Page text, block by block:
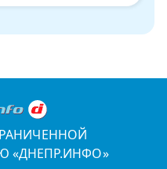
«ДНЕПР.ИНФО»